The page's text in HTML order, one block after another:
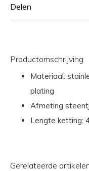
Delen
Productomschrijving
Materiaal:
plating
Afmeting
Lengte ketting:
Gerelateerde